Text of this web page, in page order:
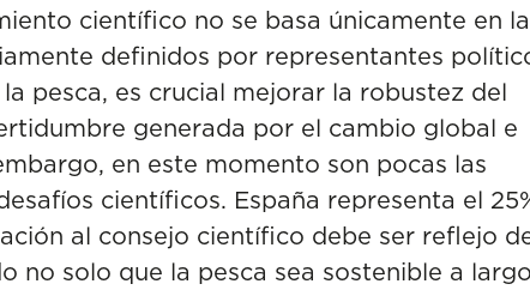
científico no se basa únicamente en la
definidos por representantes
pesca, es crucial mejorar la robustez del
generada por el cambio global e
en este momento son pocas las
científicos. España representa el
al consejo científico debe ser reflejo
no solo que la pesca sea sostenible a largo